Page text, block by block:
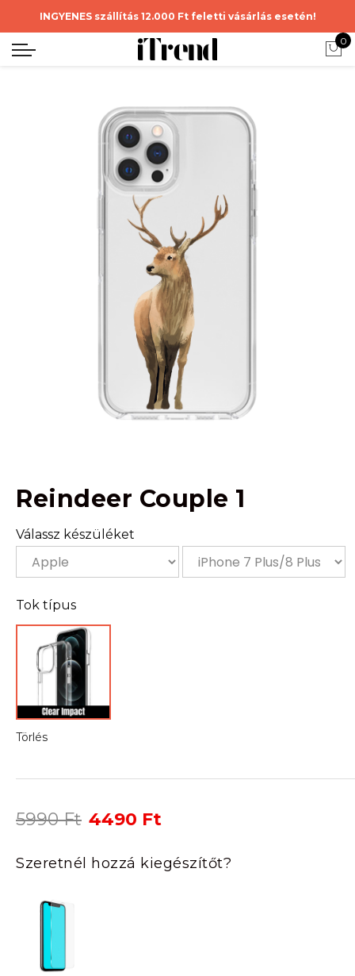
INGYENES szállítás 12.000 Ft feletti vásárlás esetén!
0
Reindeer Couple 1
Válassz készüléket
Tok típus
Törlés
5990Ft Original
was:
5990 Ft.
4490 Ft
is:
4490 Ft.
Szeretnél hozzá kiegészítőt?